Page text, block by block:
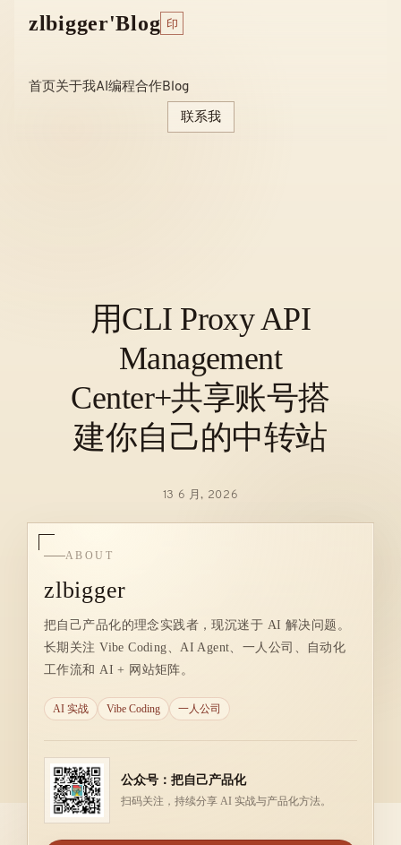
zlbigger'Blog 印
首页 关于我AI编程合作Blog
联系我
用CLI Proxy API
Management
Center+共享账号搭
建你自己的中转站
13 6 月, 2026
ABOUT
zlbigger
把自己产品化的理念实践者，现沉迷于 AI 解决问题。
长期关注 Vibe Coding、AI Agent、一人公司、自动化
工作流和 AI + 网站矩阵。
AI 实战 Vibe Coding 一人公司
公众号：把自己产品化
扫码关注，持续分享 AI 实战与产品化方法。